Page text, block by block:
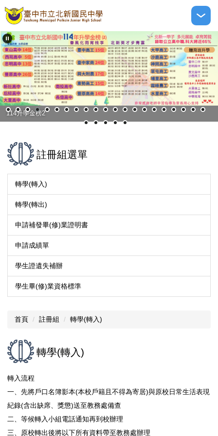
跳
到
要
內
容
區
114升學金榜2
註冊組選單
轉學(轉入)
轉學(轉出)
申請補發畢(修)業證明書
申請成績單
學生證遺失補辦
學生畢(修)業資格標準
首頁 註冊組 轉學(轉入)
轉學(轉入)
轉入流程
一、先將戶口名簿影本(本校戶籍且不得為寄居)與原校日常生活表現
紀錄(含出缺席、獎懲)送至教務處備查
二、等候轉入小組電話通知再到校辦理
三、原校轉出後將以下所有資料帶至教務處辦理